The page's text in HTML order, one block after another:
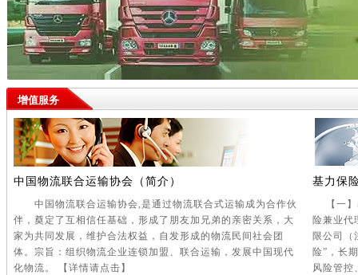
增值服务
中国物流联合运输协会（简介）
中国物流联合运输协会,是通过物流联合式运输成为合作伙
伴，奠定了互相信任基础，形成了朋友加兄弟的亲密关系，大
家为共同发展，维护合法权益，自发形成的物流民间社会团
体。宗旨：组织物流企业连锁加盟、联合运输，发展中国现代
化物流。 【 详情请点击 】
基力保
【一】
险兼业代
限公司（
险”，长
风险管